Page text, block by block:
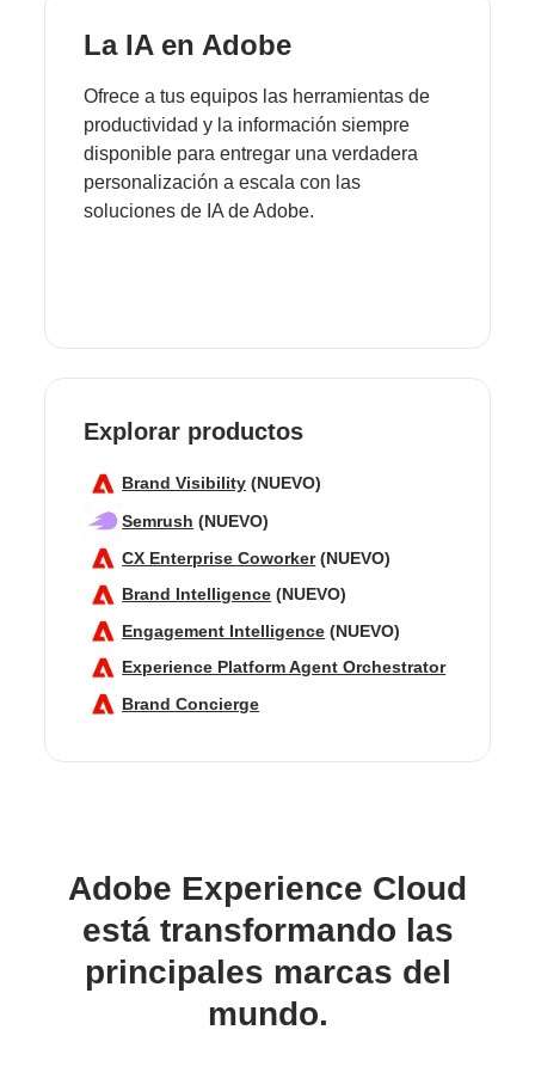
La IA en Adobe
Ofrece a tus equipos las herramientas de
productividad y la información siempre
disponible para entregar una verdadera
personalización a escala con las
soluciones de IA de Adobe.
Explorar productos
Brand Visibility (NUEVO)
Semrush (NUEVO)
CX Enterprise Coworker (NUEVO)
Brand Intelligence (NUEVO)
Engagement Intelligence (NUEVO)
Experience Platform Agent Orchestrator
Brand Concierge
Adobe Experience Cloud
está transformando las
principales marcas del
mundo.